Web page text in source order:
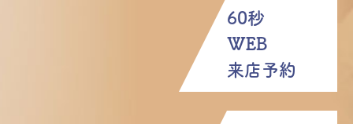
60秒
WEB
来店予約